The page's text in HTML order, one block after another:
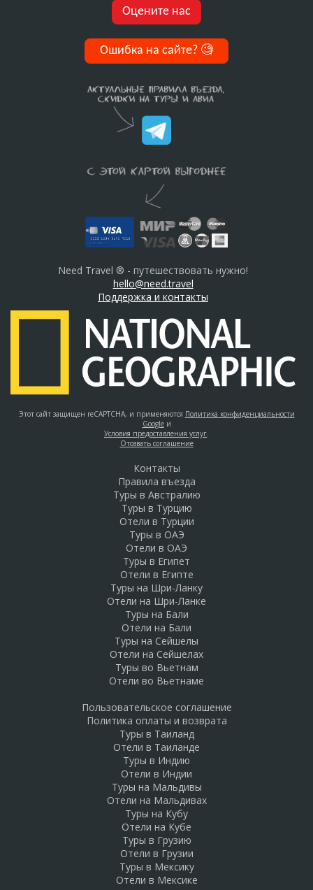
Оцените нас
Ошибка на сайте? 🧐
Need Travel ® - путешествовать нужно!
hello@need.travel
Поддержка и контакты
Этот сайт защищен reCAPTCHA, и применяются Политика конфиденциальности
Googleи
Условия предоставления услуг.
Отозвать соглашение
Контакты
Правила въезда
Туры в Австралию
Туры в Турцию
Отели в Турции
Туры в ОАЭ
Отели в ОАЭ
Туры в Египет
Отели в Египте
Туры на Шри-Ланку
Отели на Шри-Ланке
Туры на Бали
Отели на Бали
Туры на Сейшелы
Отели на Сейшелах
Туры во Вьетнам
Отели во Вьетнаме
Пользовательское соглашение
Политика оплаты и возврата
Туры в Таиланд
Отели в Таиланде
Туры в Индию
Отели в Индии
Туры на Мальдивы
Отели на Мальдивах
Туры на Кубу
Отели на Кубе
Туры в Грузию
Отели в Грузии
Туры в Мексику
Отели в Мексике